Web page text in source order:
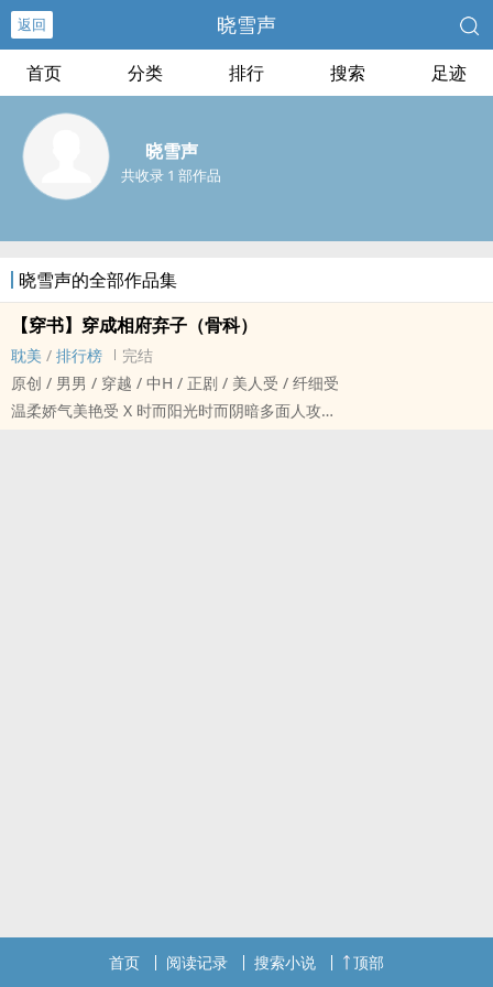
返回 晓雪声
首页 分类 排行 搜索 足迹
晓雪声
共收录 1 部作品
晓雪声的全部作品集
【穿书】穿成相府弃子（骨科）
耽美 / 排行榜
完结
原创 / 男男 / 穿越 / 中H / 正剧 / 美人受 / 纤细受
温柔娇气美艳受 X 时而阳光时而阴暗多面人攻
首页 阅读记录 搜索小说 顶部